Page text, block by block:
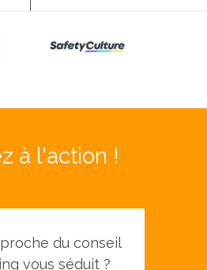
à l'action !
du conseil
vous séduit ?